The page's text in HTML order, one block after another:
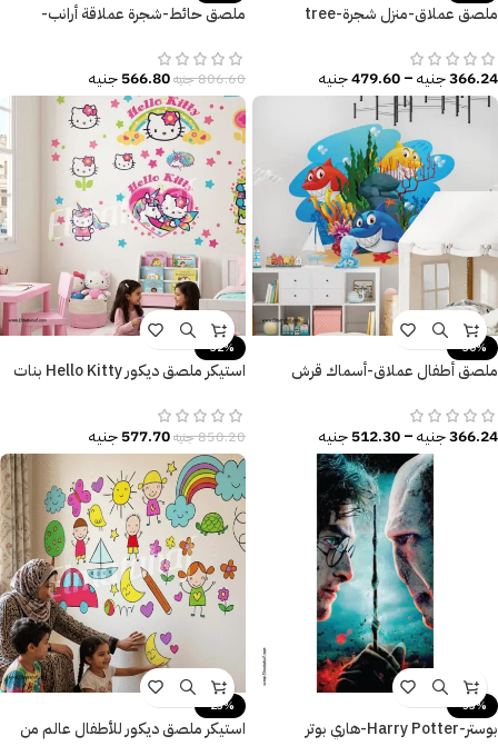
ملصق عملاق-منزل شجرة-tree
366.24جنيه–
479.60جنيه
ملصق حائط-شجرة عملاقة أرانب-
806.60جنيه566.80جنيه
-30%
ملصق أطفال عملاق-أسماك قرش
366.24جنيه–
512.30جنيه
-32%
استيكر ملصق ديكور Hello Kitty بنات
850.20جنيه577.70جنيه
-53%
بوستر-Harry Potter-هاري بوتر
-23%
استيكر ملصق ديكور للأطفال عالم من